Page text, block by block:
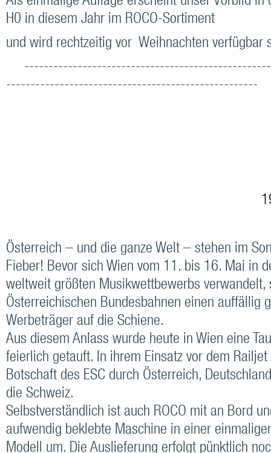
H0 in diesem Jahr im ROCO-Sortiment
und wird rechtzeitig vor Weihnachten verfügbar
----------------------------------------------------
Österreich – und die ganze Welt – stehen im
Fieber! Bevor sich Wien vom 11. bis 16. Mai in
weltweit größten Musikwettbewerbs verwandelt,
Österreichischen Bundesbahnen einen auffällig
Werbeträger auf die Schiene.
Aus diesem Anlass wurde heute in Wien eine
feierlich getauft. In ihrem Einsatz vor dem
Botschaft des ESC durch Österreich,
die Schweiz.
Selbstverständlich ist auch ROCO mit an Bord
aufwendig beklebte Maschine in einer
Modell um. Die Auslieferung erfolgt pünktlich